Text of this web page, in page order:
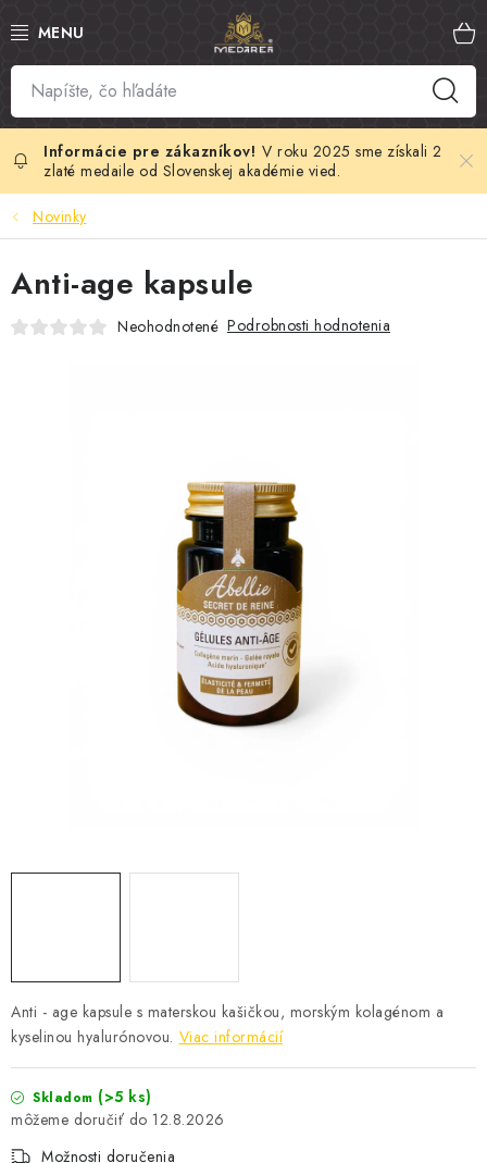
na
SLOVENSKÝ MED
MANUKA MED
VČELÍ PEĽ
MATERSKÁ KAŠIČKA
MEDOVÉ DARČEKOVÉ SETY
DOPLNKY KU VČELÍM PRODUKTOM
MEDOVÉ CUKROVINKY
ČOKOLÁDA
V roku 2025 sme získali 2
zlaté medaile od Slovenskej akadémie vied.
Novinky
Anti - age kapsule s materskou kašičkou, morským kolagénom a
kyselinou hyalurónovou. Viac informácií
Skladom (>5 ks)
12.8.2026
Možnosti doručenia
Anti-age kapsule
Neohodnotené Podrobnosti hodnotenia